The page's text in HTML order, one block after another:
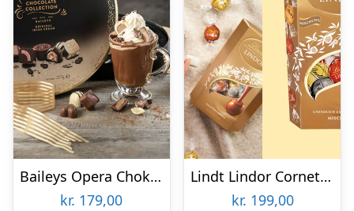
Baileys Opera Chokoladeæske
kr. 179,00
Lindt Lindor Cornet 500 gram – Blandet chokolade
kr. 199,00